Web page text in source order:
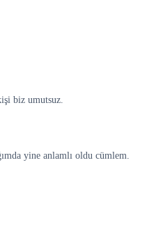
biz umutsuz.
yine anlamlı oldu cümlem.